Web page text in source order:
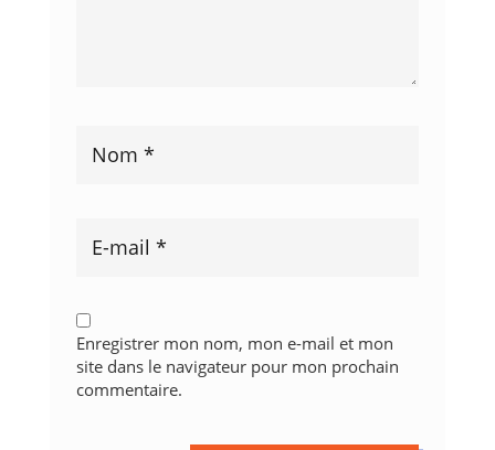
Enregistrer mon nom, mon e-mail et mon
site dans le navigateur pour mon prochain
commentaire.